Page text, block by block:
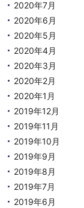
2020年7月
2020年6月
2020年5月
2020年4月
2020年3月
2020年2月
2020年1月
2019年12月
2019年11月
2019年10月
2019年9月
2019年8月
2019年7月
2019年6月